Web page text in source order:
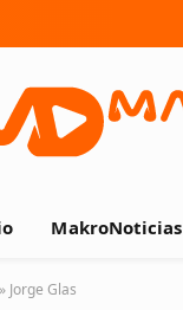
MakroNoticias
» Jorge Glas